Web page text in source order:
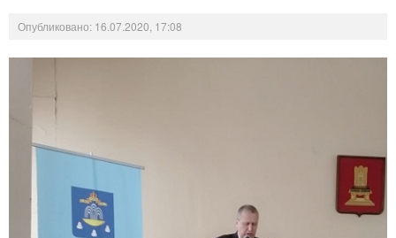
Опубликовано: 16.07.2020, 17:08